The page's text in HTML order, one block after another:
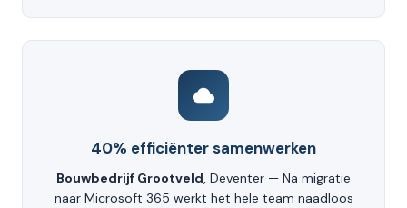
40% efficiënter samenwerken
Bouwbedrijf Grootveld, Deventer — Na migratie
naar Microsoft 365 werkt het hele team naadloos